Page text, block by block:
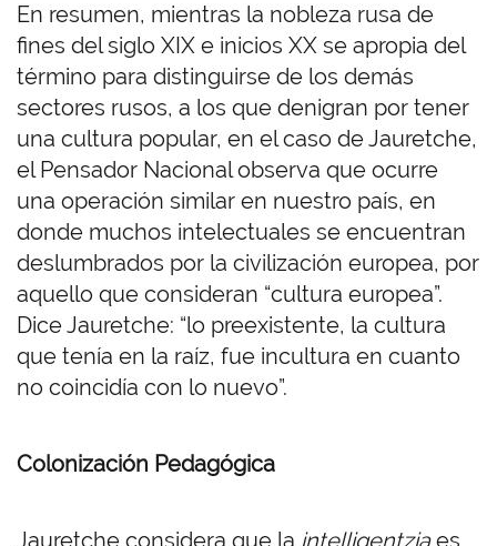
En resumen, mientras la nobleza rusa de
fines del siglo XIX e inicios XX se apropia del
término para distinguirse de los demás
sectores rusos, a los que denigran por tener
una cultura popular, en el caso de Jauretche,
el Pensador Nacional observa que ocurre
una operación similar en nuestro país, en
donde muchos intelectuales se encuentran
deslumbrados por la civilización europea, por
aquello que consideran “cultura europea”.
Dice Jauretche: “lo preexistente, la cultura
que tenía en la raíz, fue incultura en cuanto
no coincidía con lo nuevo”.
Colonización Pedagógica
Jauretche considera que la intelligentziaes